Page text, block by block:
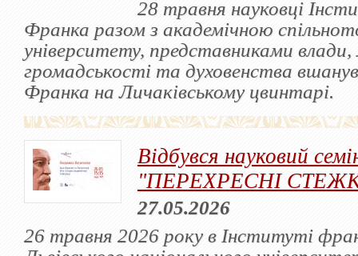
28 травня науковці
Франка разом з академічною
університету, представниками влади,
громадськості та духовенства
Франка на Личаківському цвинтарі.
Відбувся науковий
"ПЕРЕХРЕСНІ
27.05.2026
26 травня 2026 року в Інституті